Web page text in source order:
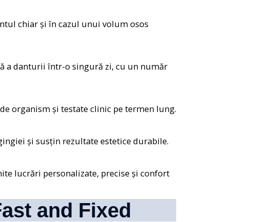
chiar și în cazul unui volum osos
a danturii într-o singură zi, cu un număr
organism și testate clinic pe termen lung.
și susțin rezultate estetice durabile.
lucrări personalizate, precise și confort
and Fixed